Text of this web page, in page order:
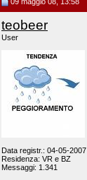
teobeer
User
Data registr.: 04-05-2007
Residenza: VR e BZ
Messaggi: 1.341